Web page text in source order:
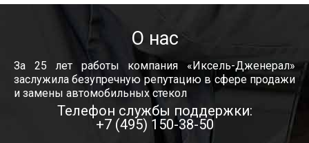
О нас
За 25 лет работы компания «Иксель-Дженерал»
заслужила безупречную репутацию в сфере продажи
и замены автомобильных стекол
Телефон службы поддержки:
+7 (495) 150-38-50